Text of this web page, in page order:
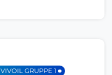
VIVOIL GRUPPE 1